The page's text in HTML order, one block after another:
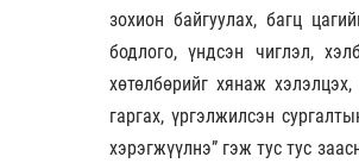
зохион байгуулах, багц
бодлого, үндсэн чиглэл,
хөтөлбөрийг хянаж
гаргах, үргэлжилсэн
хэрэгжүүлнэ” гэж тус тус